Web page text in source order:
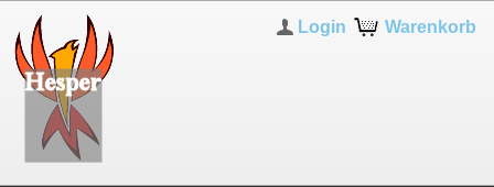
Warenkorb
Login